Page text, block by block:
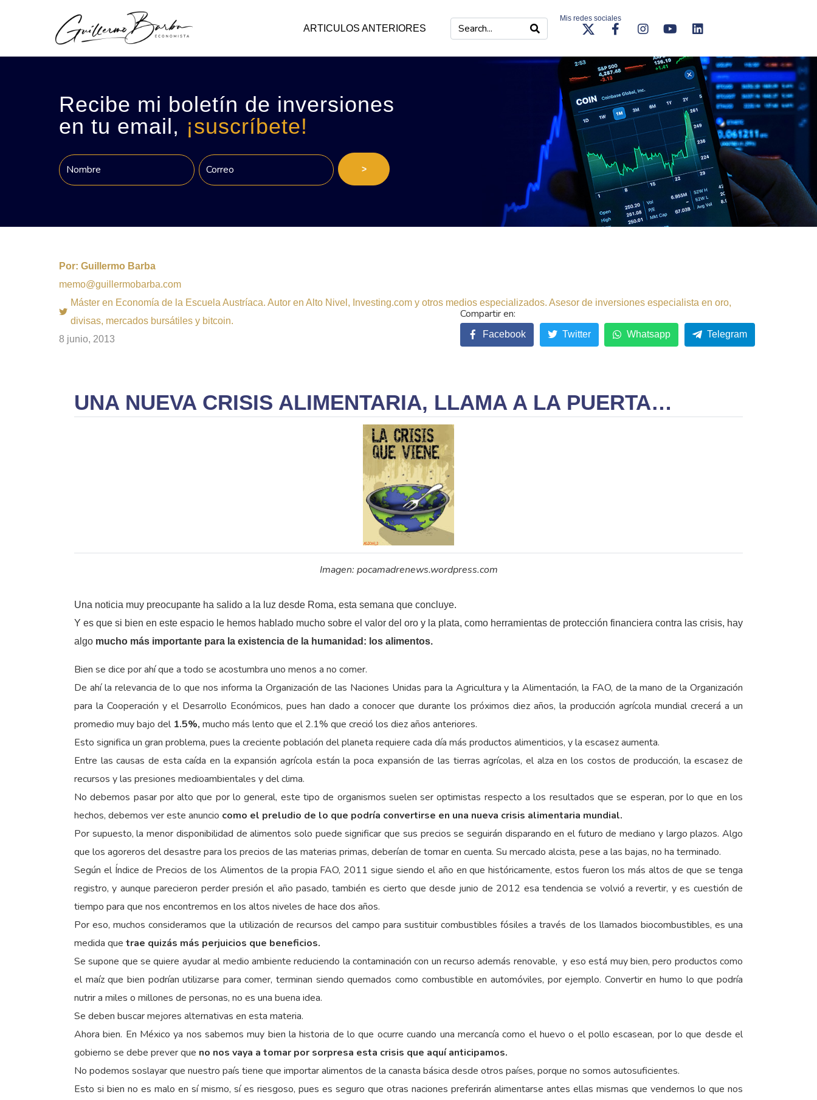
ARTICULOS ANTERIORES
Mis redes sociales
Recibe mi boletín de inversiones
en tu email, ¡suscríbete!
>
Por: Guillermo Barba
memo@guillermobarba.com
Máster en Economía de la Escuela Austríaca. Autor en Alto Nivel, Investing.com y otros medios especializados. Asesor de inversiones especialista en oro,
divisas, mercados bursátiles y bitcoin.
8 junio, 2013
UNA NUEVA CRISIS ALIMENTARIA, LLAMA A LA PUERTA…
Imagen: pocamadrenews.wordpress.com
Una noticia muy preocupante ha salido a la luz desde Roma, esta semana que concluye.
Y es que si bien en este espacio le hemos hablado mucho sobre el valor del oro y la plata, como herramientas de protección financiera contra las crisis, hay
algo mucho más importante para la existencia de la humanidad: los alimentos.
Bien se dice por ahí que a todo se acostumbra uno menos a no comer.
De ahí la relevancia de lo que nos informa la Organización de las Naciones Unidas para la Agricultura y la Alimentación, la FAO, de la mano de la Organización
para la Cooperación y el Desarrollo Económicos, pues han dado a conocer que durante los próximos diez años, la producción agrícola mundial crecerá a un
promedio muy bajo del 1.5%, mucho más lento que el 2.1% que creció los diez años anteriores.
Esto significa un gran problema, pues la creciente población del planeta requiere cada día más productos alimenticios, y la escasez aumenta.
Entre las causas de esta caída en la expansión agrícola están la poca expansión de las tierras agrícolas, el alza en los costos de producción, la escasez de
recursos y las presiones medioambientales y del clima.
No debemos pasar por alto que por lo general, este tipo de organismos suelen ser optimistas respecto a los resultados que se esperan, por lo que en los
hechos, debemos ver este anuncio como el preludio de lo que podría convertirse en una nueva crisis alimentaria mundial.
Por supuesto, la menor disponibilidad de alimentos solo puede significar que sus precios se seguirán disparando en el futuro de mediano y largo plazos. Algo
que los agoreros del desastre para los precios de las materias primas, deberían de tomar en cuenta. Su mercado alcista, pese a las bajas, no ha terminado.
Según el Índice de Precios de los Alimentos de la propia FAO, 2011 sigue siendo el año en que históricamente, estos fueron los más altos de que se tenga
registro, y aunque parecieron perder presión el año pasado, también es cierto que desde junio de 2012 esa tendencia se volvió a revertir, y es cuestión de
tiempo para que nos encontremos en los altos niveles de hace dos años.
Por eso, muchos consideramos que la utilización de recursos del campo para sustituir combustibles fósiles a través de los llamados biocombustibles, es una
medida que trae quizás más perjuicios que beneficios.
Se supone que se quiere ayudar al medio ambiente reduciendo la contaminación con un recurso además renovable, y eso está muy bien, pero productos como
el maíz que bien podrían utilizarse para comer, terminan siendo quemados como combustible en automóviles, por ejemplo. Convertir en humo lo que podría
nutrir a miles o millones de personas, no es una buena idea.
Se deben buscar mejores alternativas en esta materia.
Ahora bien. En México ya nos sabemos muy bien la historia de lo que ocurre cuando una mercancía como el huevo o el pollo escasean, por lo que desde el
gobierno se debe prever que no nos vaya a tomar por sorpresa esta crisis que aquí anticipamos.
No podemos soslayar que nuestro país tiene que importar alimentos de la canasta básica desde otros países, porque no somos autosuficientes.
Esto si bien no es malo en sí mismo, sí es riesgoso, pues es seguro que otras naciones preferirán alimentarse antes ellas mismas que vendernos lo que nos
Facebook Twitter Whatsapp Telegram